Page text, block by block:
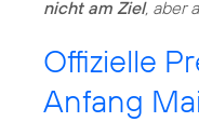
nicht am Ziel, aber
Offizielle
Anfang